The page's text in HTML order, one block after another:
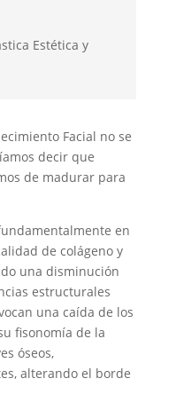
Estética y
Facial no se
decir que
de madurar para
en
de colágeno y
una disminución
estructurales
una caída de los
fisonomía de la
óseos,
alterando el borde